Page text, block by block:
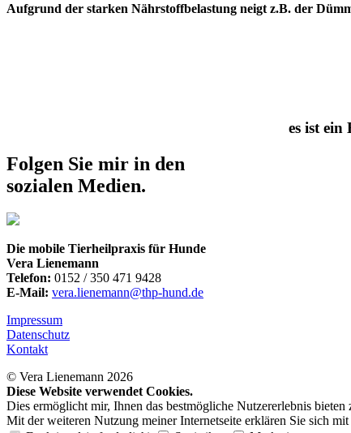
Aufgrund der starken Nährstoffbelastung neigt z.B. der
es ist ein
Folgen Sie mir in den
sozialen Medien.
Die mobile Tierheilpraxis für Hunde
Vera Lienemann
Telefon: 0152 / 350 471 9428
E-Mail: vera.lienemann@thp-hund.de
Impressum
Datenschutz
Kontakt
© Vera Lienemann 2026
Diese Website verwendet Cookies.
Dies ermöglicht mir, Ihnen das bestmögliche Nutzererlebnis
Mit der weiteren Nutzung meiner Internetseite erklären Sie sich